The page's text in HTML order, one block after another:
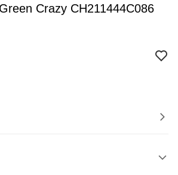
Crazy CH211444C086